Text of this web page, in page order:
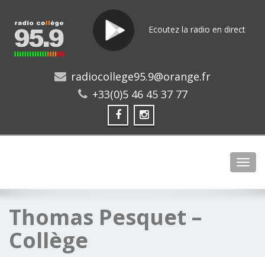
Ecoutez la radio en direct
radiocollege95.9@orange.fr
+33(0)5 46 45 37 77
Thomas Pesquet –
Collège